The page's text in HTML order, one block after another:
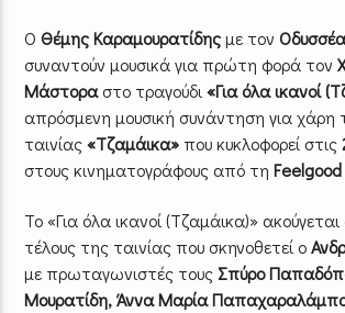
ΟΘέμης Καραμουρατίδηςμε τον
συναντούν μουσικά για πρώτη φορά τον
Μάστοραστο τραγούδι«Για όλα ικανοί
απρόσμενη μουσική συνάντηση για χάρη
ταινίας«Τζαμάικα» που κυκλοφορεί στις
στους κινηματογράφους από τη
Το «Για όλα ικανοί (Τζαμάικα)»
τέλους της ταινίας που σκηνοθετεί ο
με πρωταγωνιστές τους Σπύρο
Μουρατίδη, Άννα Μαρία